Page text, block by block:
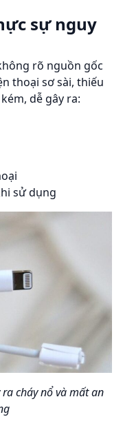
sự nguy
rõ nguồn gốc
thoại sơ sài, thiếu
dễ gây ra:
sử dụng
cháy nổ và mất an